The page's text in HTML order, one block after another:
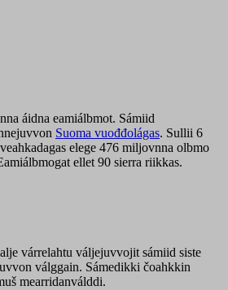
áidna eamiálbmot. Sámiid
Suoma vuođđolágas. Sullii 6
elege 476 miljovnna olbmo
ellet 90 sierra riikkas.
várrelahtu váljejuvvojit sámiid siste
válggain. Sámedikki čoahkkin
mearridanválddi.